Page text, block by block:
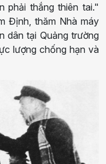
phải thắng thiên tai."
Định, thăm Nhà máy
dân tại Quảng trường
lượng chống hạn và